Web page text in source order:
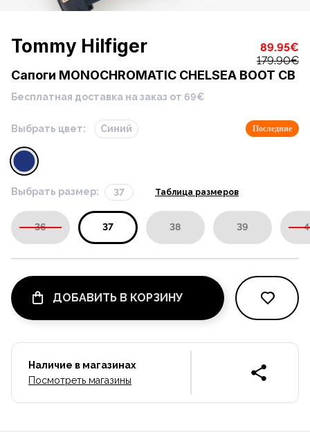
Tommy Hilfiger 89.95€
179.90€
Сапоги MONOCHROMATIC CHELSEA BOOT CB
Бесплатная доставка на заказ от 69€
Выбрать цвет: Синий Последние
Выбрать размер: 37 Таблица размеров
36 37 38 39
ДОБАВИТЬ В КОРЗИНУ
Наличие в магазинах
Посмотреть магазины